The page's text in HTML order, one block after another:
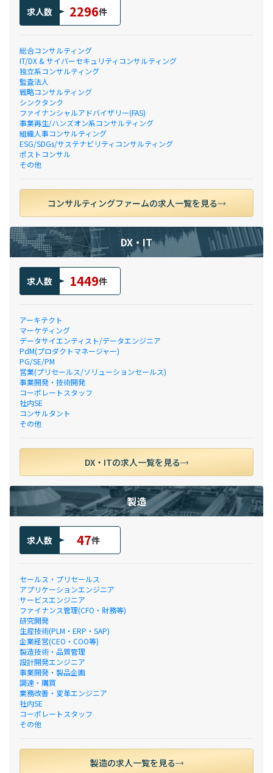
求人数 2296件
総合コンサルティング
IT/DX & サイバーセキュリティコンサルティング
独立系コンサルティング
監査法人
戦略コンサルティング
シンクタンク
ファイナンシャルアドバイザリー(FAS)
事業再生/ハンズオン系コンサルティング
組織人事コンサルティング
ESG/SDGs/サステナビリティコンサルティング
ポストコンサル
その他
コンサルティングファームの求人一覧を見る
DX・IT
求人数 1449件
アーキテクト
マーケティング
データサイエンティスト/データエンジニア
PdM(プロダクトマネージャー)
PG/SE/PM
営業(プリセールス/ソリューションセールス)
事業開発・技術開発
コーポレートスタッフ
社内SE
コンサルタント
その他
DX・ITの求人一覧を見る
製造
求人数 47件
セールス・プリセールス
アプリケーションエンジニア
サービスエンジニア
ファイナンス管理(CFO・財務等)
研究開発
生産技術(PLM・ERP・SAP)
企業経営(CEO・COO等)
製造技術・品質管理
設計開発エンジニア
事業開発・製品企画
調達・購買
業務改善・変革エンジニア
社内SE
コーポレートスタッフ
その他
製造の求人一覧を見る